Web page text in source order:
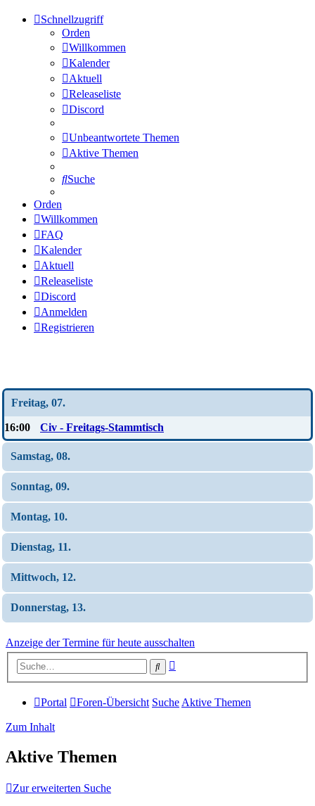
Schnellzugriff
Orden
Willkommen
Kalender
Aktuell
Releaseliste
Discord
Unbeantwortete Themen
Aktive Themen
Suche
Orden
Willkommen
FAQ
Kalender
Aktuell
Releaseliste
Discord
Anmelden
Registrieren
Freitag, 07.
16:00 Civ - Freitags-Stammtisch
Samstag, 08.
Sonntag, 09.
Montag, 10.
Dienstag, 11.
Mittwoch, 12.
Donnerstag, 13.
Anzeige der Termine für heute ausschalten
Suche
Portal Foren-Übersicht Suche Aktive Themen
Zum Inhalt
Aktive Themen
Zur erweiterten Suche